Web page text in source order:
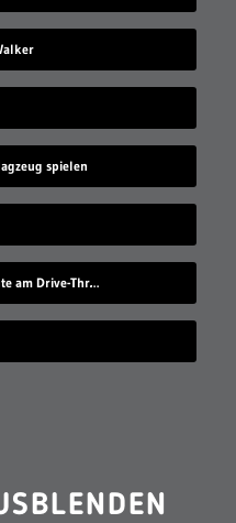
spielen
Mark Hamill überrascht Leute am Drive-Thru-Schalter